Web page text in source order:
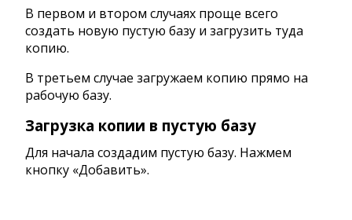
В первом и втором случаях проще всего
создать новую пустую базу и загрузить туда
копию.
В третьем случае загружаем копию прямо на
рабочую базу.
Загрузка копии в пустую базу
Для начала создадим пустую базу. Нажмем
кнопку «Добавить».